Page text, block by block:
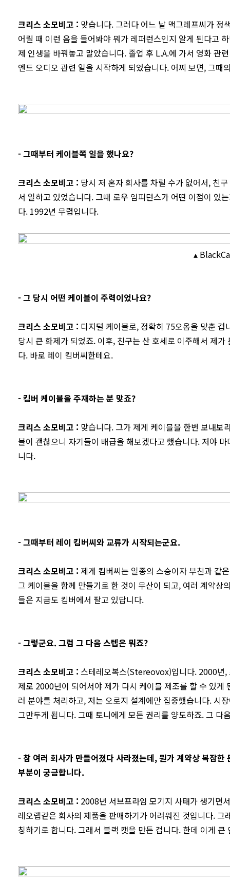
크리스 소모비고 : 맞습니다. 그러다 어느 날 맥그레프씨가 정
어릴 때 이런 음을 들어봐야 뭐가 레퍼런스인지 알게 된다고
제 인생을 바꿔놓고 말았습니다. 졸업 후 L.A.에 가서 영화 관
엔드 오디오 관련 일을 시작하게 되었습니다. 어찌 보면, 그
- 그때부터 케이블쪽 일을 했나요?
크리스 소모비고 : 당시 저 혼자 회사를 차릴 수가 없어서, 친
서 일하고 있었습니다. 그때 로우 임피던스가 어떤 이점이 있
다. 1992년 무렵입니다.
▴
-그 당시 어떤 케이블이 주력이었나요?
크리스 소모비고 : 디지털 케이블로, 정확히 75오옴을 맞춘
당시 큰 화제가 되었죠. 이후, 친구는 산 호세로 이주해서 제
다. 바로 레이 킴버씨한테요.
- 킴버 케이블을 주재하는 분 맞죠?
크리스 소모비고 : 맞습니다. 그가 제게 케이블을 한번 보내보
블이 괜찮으니 자기들이 배급을 해보겠다고 했습니다. 저야
니다.
-그때부터 레이 킴버씨와 교류가 시작되는군요.
크리스 소모비고 : 제게 킴버씨는 일종의 스승이자 부친과 같
그 케이블을 함께 만들기로 한 것이 무산이 되고, 여러 계약
들은 지금도 킴버에서 팔고 있답니다.
- 그렇군요. 그럼 그 다음 스텝은 뭐죠?
크리스 소모비고 : 스테레오복스(Stereovox)입니다. 2000년,
제로 2000년이 되어서야 제가 다시 케이블 제조를 할 수 있
러 분야를 처리하고, 저는 오로지 설계에만 집중했습니다. 시
그만두게 됩니다. 그때 토니에게 모든 권리를 양도하죠. 그
-참 여러 회사가 만들어졌다 사라졌는데, 뭔가 계약상 복잡
부분이 궁금합니다.
크리스 소모비고 : 2008년 서브프라임 모기지 사태가 생기면
레오랩같은 회사의 제품을 판매하기가 어려워진 것입니다.
칭하기로 합니다. 그래서 블랙 캣을 만든 겁니다. 한데 이게